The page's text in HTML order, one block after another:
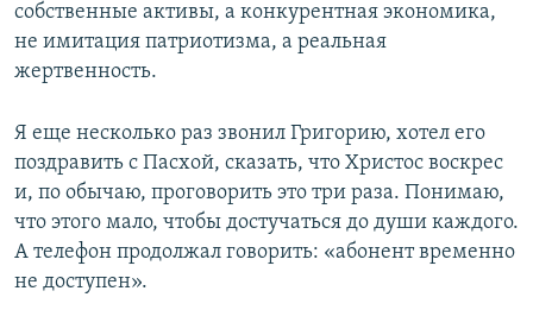
собственные активы, а конкурентная экономика,
не имитация патриотизма, а реальная
жертвенность.
Я еще несколько раз звонил Григорию, хотел его
поздравить с Пасхой, сказать, что Христос воскрес
и, по обычаю, проговорить это три раза. Понимаю,
что этого мало, чтобы достучаться до души каждого.
А телефон продолжал говорить: «абонент временно
не доступен».